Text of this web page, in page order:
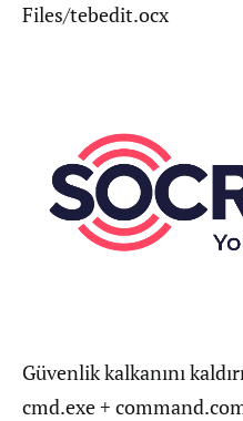
Files/tebedit.ocx
Güvenlik kalkanını
cmd.exe +